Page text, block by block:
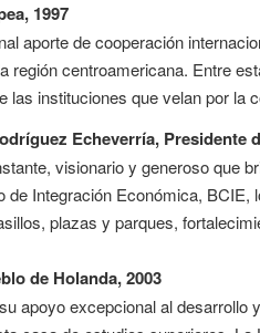
1997
aporte de cooperación
región centroamericana. Entre
las instituciones que velan por la
Echeverría, Presidente
visionario y generoso que
de Integración Económica,
plazas y parques,
de Holanda, 2003
apoyo excepcional al